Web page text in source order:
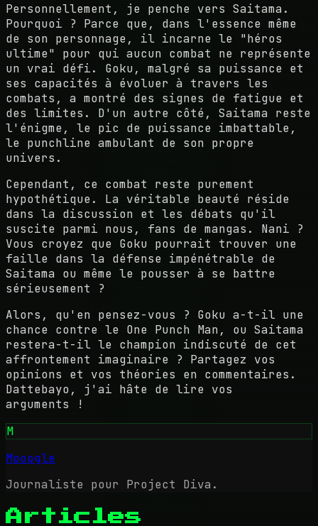
Personnellement, je penche vers Saitama.
Pourquoi ? Parce que, dans l'essence même
de son personnage, il incarne le "héros
ultime" pour qui aucun combat ne représente
un vrai défi. Goku, malgré sa puissance et
ses capacités à évoluer à travers les
combats, a montré des signes de fatigue et
des limites. D'un autre côté, Saitama reste
l'énigme, le pic de puissance imbattable,
le punchline ambulant de son propre
univers.
Cependant, ce combat reste purement
hypothétique. La véritable beauté réside
dans la discussion et les débats qu'il
suscite parmi nous, fans de mangas. Nani ?
Vous croyez que Goku pourrait trouver une
faille dans la défense impénétrable de
Saitama ou même le pousser à se battre
sérieusement ?
Alors, qu'en pensez-vous ? Goku a-t-il une
chance contre le One Punch Man, ou Saitama
restera-t-il le champion indiscuté de cet
affrontement imaginaire ? Partagez vos
opinions et vos théories en commentaires.
Dattebayo, j'ai hâte de lire vos
arguments !
M
Mooogle
Journaliste pour Project Diva.
Articles